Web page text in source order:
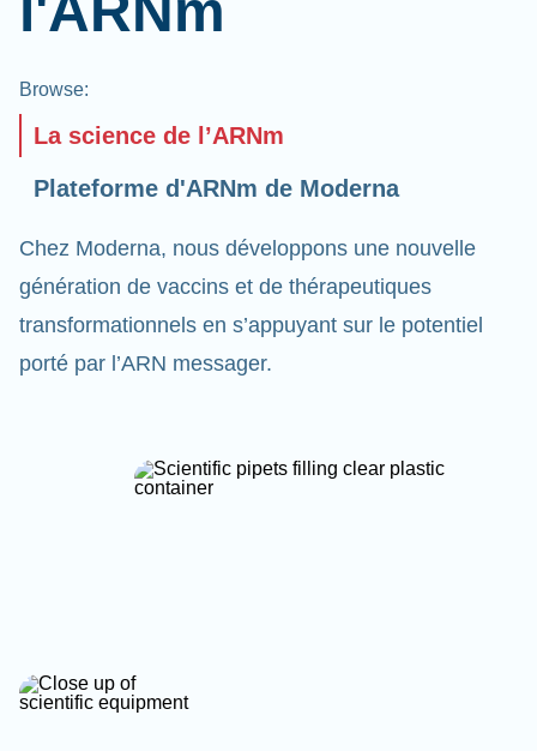
Browse:
La science de l’ARNm
Plateforme d'ARNm de Moderna
Chez Moderna, nous développons une nouvelle
génération de vaccins et de thérapeutiques
transformationnels en s’appuyant sur le potentiel
porté par l’ARN messager.